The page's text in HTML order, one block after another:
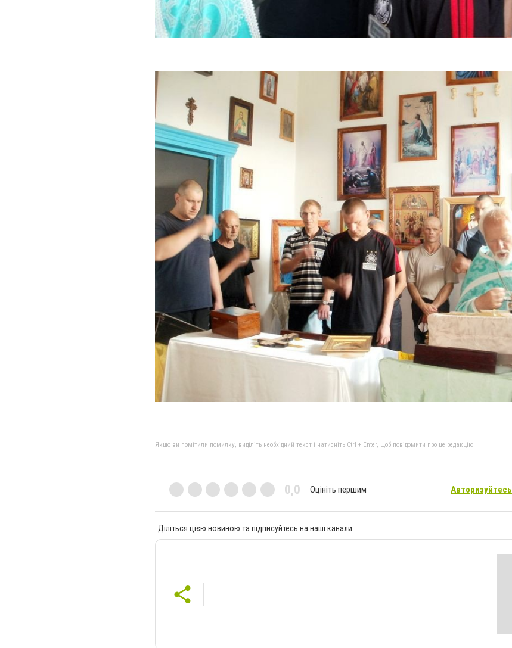
Якщо ви помітили помилку, виділіть необхідний текст і натисніть Ctrl + Enter, щоб повідомити про це редакцію
0,0 Оцініть першим Авторизуйтесь
Діліться цією новиною та підписуйтесь на наші канали